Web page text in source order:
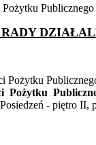
Pożytku
Pożytku
- piętro II,